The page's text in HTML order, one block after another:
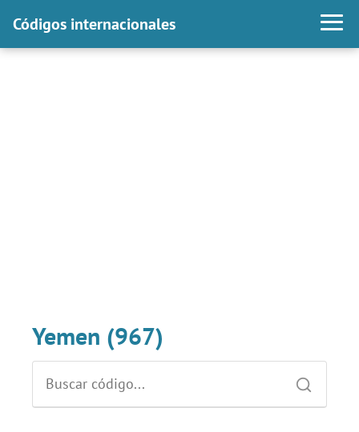
Códigos internacionales
Yemen (967)